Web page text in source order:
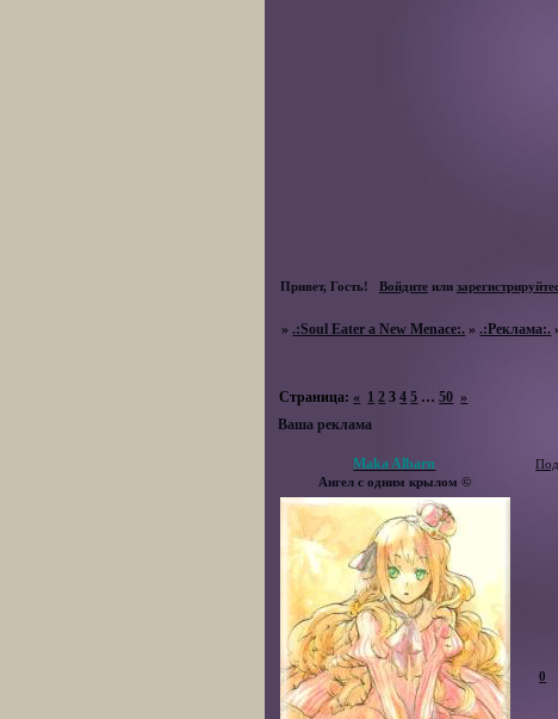
Привет, Гость! Войдитеили
» .:Soul Eater a New Menace:. ».:Реклама:.
Ваша реклама
Страница: « 1 2 3 4 5 … 50 »
Maka Albarn
Ангел с одним крылом ©
0